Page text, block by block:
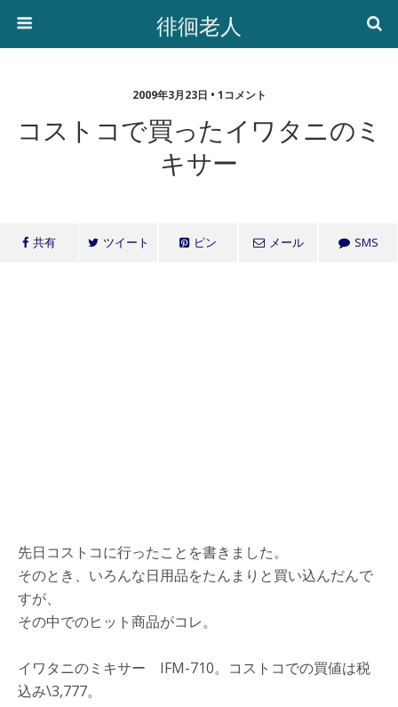
徘徊老人
2009年3月23日 • 1コメント
コストコで買ったイワタニのミ
キサー
共有 ツイート ピン メール SMS
先日コストコに行ったことを書きました。
そのとき、いろんな日用品をたんまりと買い込んだんで
すが、
その中でのヒット商品がコレ。
イワタニのミキサー IFM-710。コストコでの買値は税
込み\3,777。